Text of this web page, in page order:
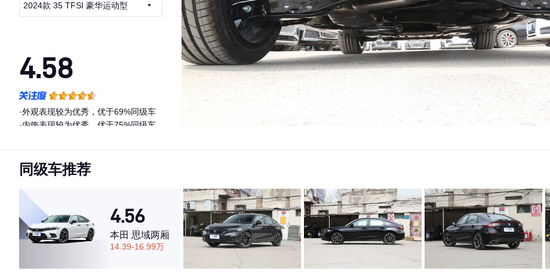
2024款 35 TFSI 豪华运动型
4.58
·外观表现较为优秀，优于69%同级车
·内饰表现较为优秀，优于75%同级车
同级车推荐
4.56
本田 思域两厢
14.39-16.99万